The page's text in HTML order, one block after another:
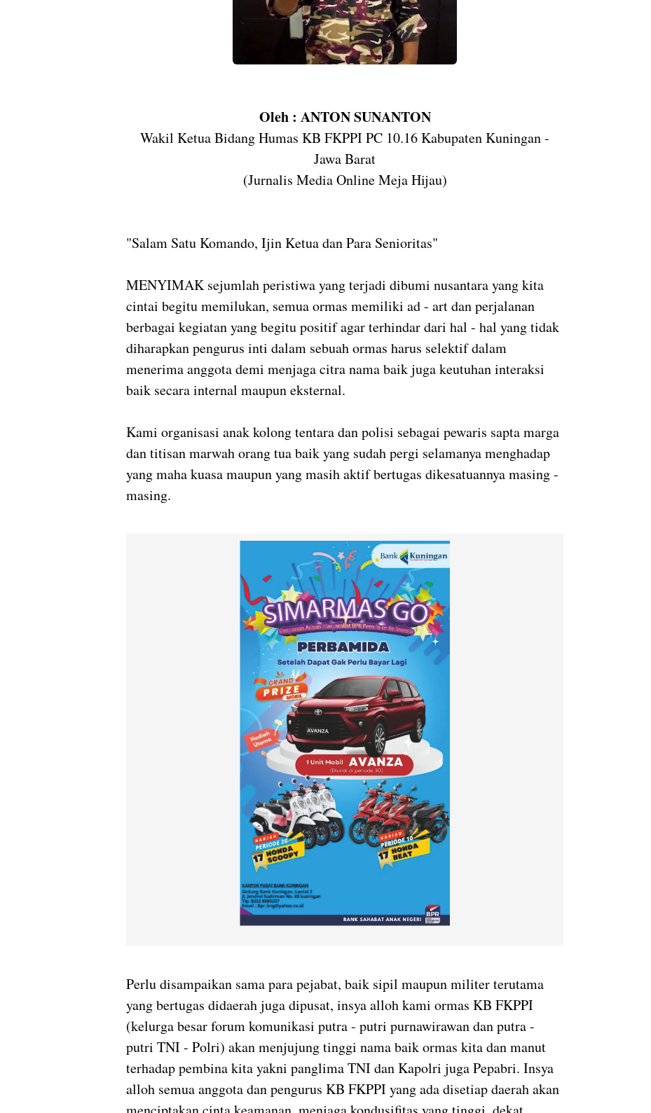
Oleh : ANTON SUNANTON
Wakil Ketua Bidang Humas KB FKPPI PC 10.16 Kabupaten Kuningan -
Jawa Barat
(Jurnalis Media Online Meja Hijau)
"Salam Satu Komando, Ijin Ketua dan Para Senioritas"
MENYIMAK sejumlah peristiwa yang terjadi dibumi nusantara yang kita
cintai begitu memilukan, semua ormas memiliki ad - art dan perjalanan
berbagai kegiatan yang begitu positif agar terhindar dari hal - hal yang tidak
diharapkan pengurus inti dalam sebuah ormas harus selektif dalam
menerima anggota demi menjaga citra nama baik juga keutuhan interaksi
baik secara internal maupun eksternal.
Kami organisasi anak kolong tentara dan polisi sebagai pewaris sapta marga
dan titisan marwah orang tua baik yang sudah pergi selamanya menghadap
yang maha kuasa maupun yang masih aktif bertugas dikesatuannya masing -
masing.
Perlu disampaikan sama para pejabat, baik sipil maupun militer terutama
yang bertugas didaerah juga dipusat, insya alloh kami ormas KB FKPPI
(kelurga besar forum komunikasi putra - putri purnawirawan dan putra -
putri TNI - Polri) akan menjujung tinggi nama baik ormas kita dan manut
terhadap pembina kita yakni panglima TNI dan Kapolri juga Pepabri. Insya
alloh semua anggota dan pengurus KB FKPPI yang ada disetiap daerah akan